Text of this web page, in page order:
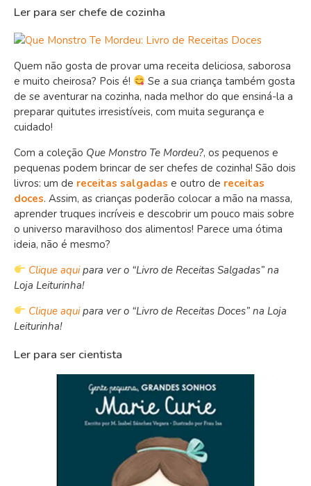
Ler para ser chefe de cozinha
Quem não gosta de provar uma receita deliciosa, saborosa
e muito cheirosa? Pois é!
Se a sua criança também gosta
de se aventurar na cozinha, nada melhor do que ensiná-la a
preparar quitutes irresistíveis, com muita segurança e
cuidado!
Com a coleção Que Monstro Te Mordeu?, os pequenos e
pequenas podem brincar de ser chefes de cozinha! São dois
livros: um de receitas salgadas e outro de receitas
doces. Assim, as crianças poderão colocar a mão na massa,
aprender truques incríveis e descobrir um pouco mais sobre
o universo maravilhoso dos alimentos! Parece uma ótima
ideia, não é mesmo?
Clique aquipara ver o “Livro de Receitas Salgadas” na
Loja Leiturinha!
Clique aquipara ver o “Livro de Receitas Doces” na Loja
Leiturinha!
Ler para ser cientista